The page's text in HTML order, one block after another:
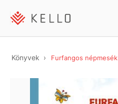
Könyvek Furfangos népmesék